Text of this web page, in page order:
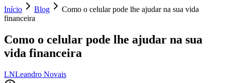
Início
Blog
Como o celular pode lhe ajudar na sua vida
financeira
Como o celular pode lhe ajudar na sua
vida financeira
LNLeandro Novais